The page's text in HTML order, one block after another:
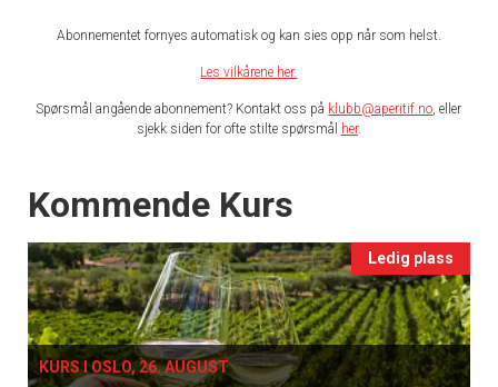
Abonnementet fornyes automatisk og kan sies opp når som helst.
Les vilkårene her.
Spørsmål angående abonnement? Kontakt oss på klubb@aperitif.no, eller
sjekk siden for ofte stilte spørsmål her.
Events
Kommende Kurs
Ledig plass
KURS I OSLO, 26. AUGUST